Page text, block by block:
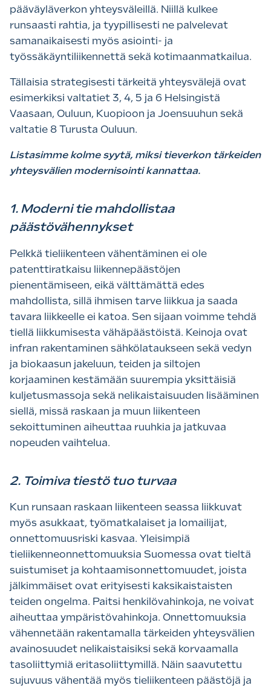
pääväyläverkon yhteysväleillä. Niillä kulkee
runsaasti rahtia, ja tyypillisesti ne palvelevat
samanaikaisesti myös asiointi- ja
työssäkäyntiliikennettä sekä kotimaanmatkailua.
Tällaisia strategisesti tärkeitä yhteysvälejä ovat
esimerkiksi valtatiet 3, 4, 5 ja 6 Helsingistä
Vaasaan, Ouluun, Kuopioon ja Joensuuhun sekä
valtatie 8 Turusta Ouluun.
Listasimme kolme syytä, miksi tieverkon tärkeiden
yhteysvälien modernisointi kannattaa.
1. Moderni tie mahdollistaa
päästövähennykset
Pelkkä tieliikenteen vähentäminen ei ole
patenttiratkaisu liikennepäästöjen
pienentämiseen, eikä välttämättä edes
mahdollista, sillä ihmisen tarve liikkua ja saada
tavara liikkeelle ei katoa. Sen sijaan voimme tehdä
tiellä liikkumisesta vähäpäästöistä. Keinoja ovat
infran rakentaminen sähkölataukseen sekä vedyn
ja biokaasun jakeluun, teiden ja siltojen
korjaaminen kestämään suurempia yksittäisiä
kuljetusmassoja sekä nelikaistaisuuden lisääminen
siellä, missä raskaan ja muun liikenteen
sekoittuminen aiheuttaa ruuhkia ja jatkuvaa
nopeuden vaihtelua.
2. Toimiva tiestö tuo turvaa
Kun runsaan raskaan liikenteen seassa liikkuvat
myös asukkaat, työmatkalaiset ja lomailijat,
onnettomuusriski kasvaa. Yleisimpiä
tieliikenneonnettomuuksia Suomessa ovat tieltä
suistumiset ja kohtaamisonnettomuudet, joista
jälkimmäiset ovat erityisesti kaksikaistaisten
teiden ongelma. Paitsi henkilövahinkoja, ne voivat
aiheuttaa ympäristövahinkoja. Onnettomuuksia
vähennetään rakentamalla tärkeiden yhteysvälien
avainosuudet nelikaistaisiksi sekä korvaamalla
tasoliittymiä eritasoliittymillä. Näin saavutettu
sujuvuus vähentää myös tieliikenteen päästöjä ja